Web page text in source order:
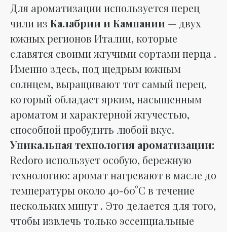
Для ароматизации используется перец
чили из Калабрии и Кампании — двух
южных регионов Италии, которые
славятся своими жгучими сортами перца .
Именно здесь, под щедрым южным
солнцем, выращивают тот самый перец,
который обладает ярким, насыщенным
ароматом и характерной жгучестью,
способной пробудить любой вкус.
Уникальная технология ароматизации:
Redoro использует особую, бережную
технологию: аромат нагревают в масле до
температуры около 40-60°C в течение
нескольких минут . Это делается для того,
чтобы извлечь только эссенциальные